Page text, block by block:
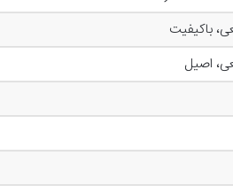
باکیفیت
اصیل